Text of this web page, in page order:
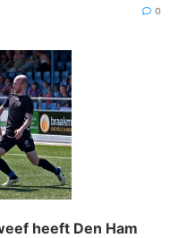
0
heeft Den Ham